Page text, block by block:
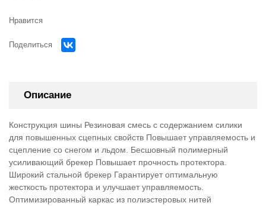
Нравится
Поделиться
Описание
Конструкция шины Резиновая смесь с содержанием силики
для повышенных сцепных свойств Повышает управляемость и
сцепление со снегом и льдом. Бесшовный полимерный
усиливающий брекер Повышает прочность протектора.
Широкий стальной брекер Гарантирует оптимальную
жесткость протектора и улучшает управляемость.
Оптимизированный каркас из полиэстеровых нитей